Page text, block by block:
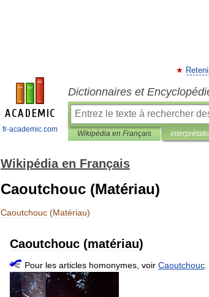
fr-academic.com
Dictionnaires et
Wikipédia en Français
Wikipédia en Français
Caoutchouc (Matériau)
Caoutchouc (Matériau)
Caoutchouc (matériau)
Pour les articles homonymes voir Caoutchouc